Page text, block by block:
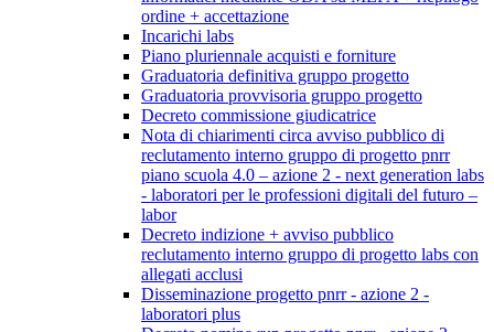
ordine + accettazione
Incarichi labs
Piano pluriennale acquisti e forniture
Graduatoria definitiva gruppo progetto
Graduatoria provvisoria gruppo progetto
Decreto commissione giudicatrice
Nota di chiarimenti circa avviso pubblico di
reclutamento interno gruppo di progetto pnrr
piano scuola 4.0 – azione 2 - next generation labs
- laboratori per le professioni digitali del futuro –
labor
Decreto indizione + avviso pubblico
reclutamento interno gruppo di progetto labs con
allegati acclusi
Disseminazione progetto pnrr - azione 2 -
laboratori plus